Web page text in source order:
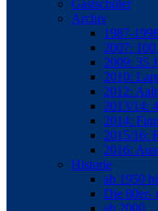
Gastschüler
Archiv
1987-
2007:
2009: 35
2010:
2012:
2013/14:
2014:
2015/16:
2016:
Historie
ab 1950
Die 80er-
ab 2000